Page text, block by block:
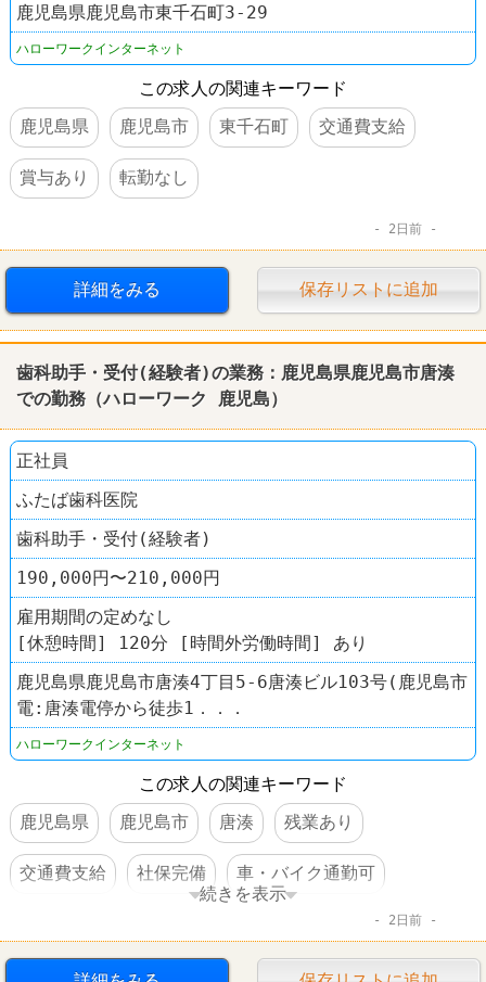
鹿児島県鹿児島市東千石町3-29
ハローワークインターネット
この求人の関連キーワード
鹿児島県
鹿児島市 東千石町 交通費支給
賞与あり 転勤なし
2日前
詳細をみる 保存リストに追加
歯科助手・受付(経験者)の業務： 鹿児島県鹿児島市唐湊
での勤務（ハローワーク 鹿児島）
正社員
ふたば歯科医院
歯科助手・受付(経験者)
190,000円〜210,000円
雇用期間の定めなし
[休憩時間] 120分 [時間外労働時間] あり
鹿児島県鹿児島市唐湊4丁目5-6唐湊ビル103号(鹿児島市
電:唐湊電停から徒歩1．．．
ハローワークインターネット
この求人の関連キーワード
鹿児島県
鹿児島市 唐湊 残業あり
交通費支給 社保完備 車・バイク通勤可
転勤なし
続きを表示
2日前